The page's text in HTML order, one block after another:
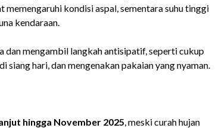
memengaruhi kondisi aspal, sementara suhu tinggi
kendaraan.
mengambil langkah antisipatif, seperti cukup
hari, dan mengenakan pakaian yang nyaman.
hingga November 2025, meski curah hujan